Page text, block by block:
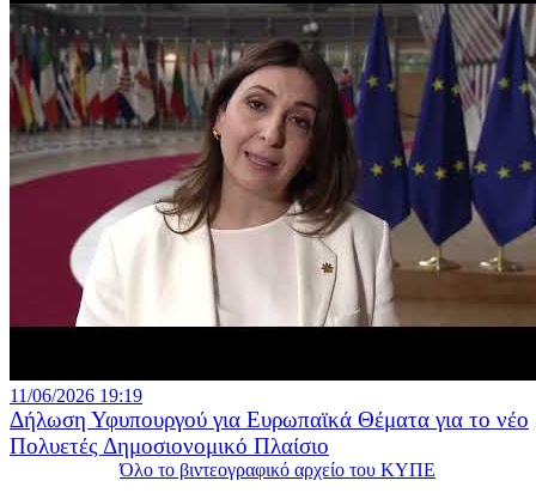
11/06/2026 19:19
Δήλωση Υφυπουργού για Ευρωπαϊκά Θέματα για το νέο
Πολυετές Δημοσιονομικό Πλαίσιο
Όλο το βιντεογραφικό αρχείο του ΚΥΠΕ